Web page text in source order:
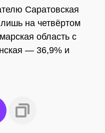
Саратовская
на четвёртом
область с
— 36,9% и